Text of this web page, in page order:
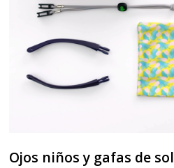
Ojos niños y gafas de sol